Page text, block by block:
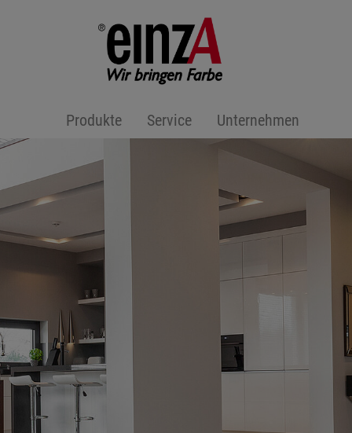
Produkte Service Unternehmen